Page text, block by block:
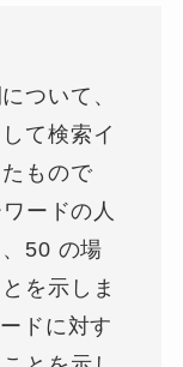
ついて、
て検索イ
もので
ードの人
50 の場
を示しま
ドに対す